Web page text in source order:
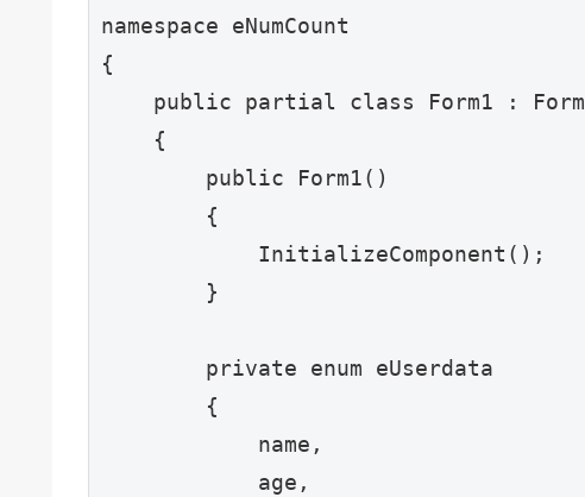
namespace eNumCount
{
    public partial class Form1 : Form
    {
        public Form1()
        {
            InitializeComponent();
        }
        private enum eUserdata
        {
            name,
            age,